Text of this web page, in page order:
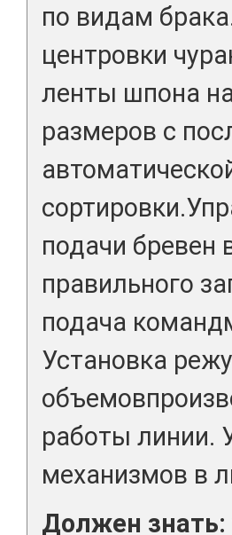
по видам
центровки
ленты шпона
размеров с
подачи бревен
правильного
подача
Установка
работы линии.
механизмов в
Должен знать: